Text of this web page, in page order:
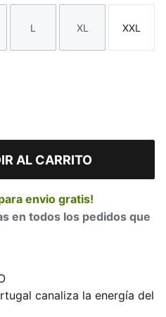
Talla
L
Talla
XL
Talla
XXL
AL CARRITO
envio gratis!
en todos los pedidos que
canaliza la energía del
equipo listo para causar